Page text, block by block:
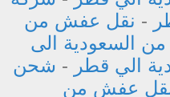
- نقل عفش من
السعودية الى
الي قطر - شحن
عفش من